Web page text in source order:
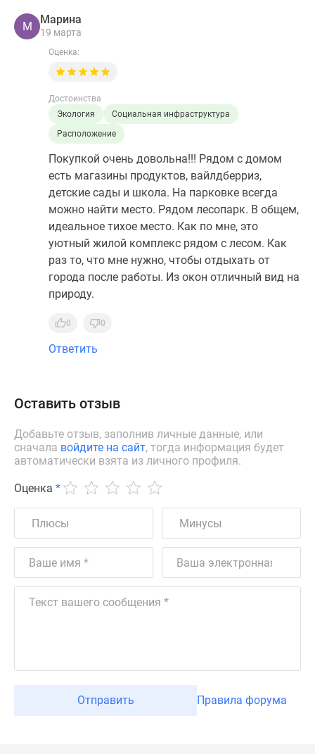
М
Марина
19 марта
Оценка:
Достоинства
Экология
Социальная инфраструктура
Расположение
Покупкой очень довольна!!! Рядом с домом
есть магазины продуктов, вайлдберриз,
детские сады и школа. На парковке всегда
можно найти место. Рядом лесопарк. В общем,
идеальное тихое место. Как по мне, это
уютный жилой комплекс рядом с лесом. Как
раз то, что мне нужно, чтобы отдыхать от
города после работы. Из окон отличный вид на
природу.
0 0
Ответить
Оставить отзыв
Добавьте отзыв, заполнив личные данные, или
сначала войдите на сайт, тогда информация будет
автоматически взята из личного профиля.
Оценка *
Отправить Правила форума